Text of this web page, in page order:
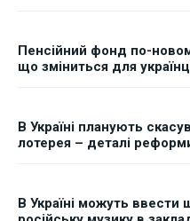
Пенсійний фонд по-
що зміниться для
В Україні планують
лотерея – деталі
В Україні можуть